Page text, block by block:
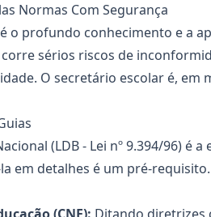
Normas Com Segurança
é o profundo conhecimento e a
sérios riscos de
O secretário escolar é, em
(LDB - Lei nº 9.394/96) é a
em detalhes é um pré-